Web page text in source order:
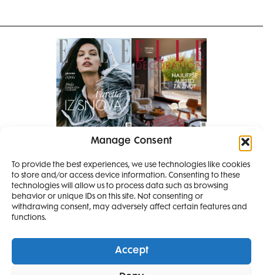
Manage Consent
To provide the best experiences, we use technologies like cookies
to store and/or access device information. Consenting to these
technologies will allow us to process data such as browsing
behavior or unique IDs on this site. Not consenting or
withdrawing consent, may adversely affect certain features and
functions.
Accept
Pretplati se na časopis
PRETPLATITE SE
Elle ProjectsElle Beauty AwardsElle Style Awards
SMANJI
4 IZDANJA
I 2 IZDANJA ELLE
DECORATIONA +